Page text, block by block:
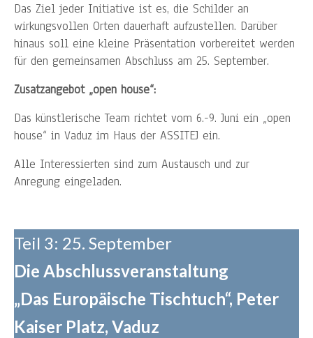
Das Ziel jeder Initiative ist es, die Schilder an
wirkungsvollen Orten dauerhaft aufzustellen. Darüber
hinaus soll eine kleine Präsentation vorbereitet werden
für den gemeinsamen Abschluss am 25. September.
Zusatzangebot „open house“:
Das künstlerische Team richtet vom 6.-9. Juni ein „open
house“ in Vaduz im Haus der ASSITEJ ein.
Alle Interessierten sind zum Austausch und zur
Anregung eingeladen.
Teil 3: 25. September
Die Abschlussveranstaltung
„Das Europäische Tischtuch“, Peter
Kaiser Platz, Vaduz